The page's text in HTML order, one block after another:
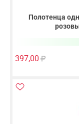
Полотенца
397,00